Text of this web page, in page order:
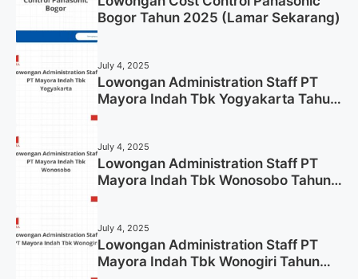
Bogor Tahun 2025 (Lamar Sekarang)
July 4, 2025
Lowongan Administration Staff PT
Mayora Indah Tbk Yogyakarta Tahun
July 4, 2025
Lowongan Administration Staff PT
Mayora Indah Tbk Wonosobo Tahun
July 4, 2025
Lowongan Administration Staff PT
Mayora Indah Tbk Wonogiri Tahun